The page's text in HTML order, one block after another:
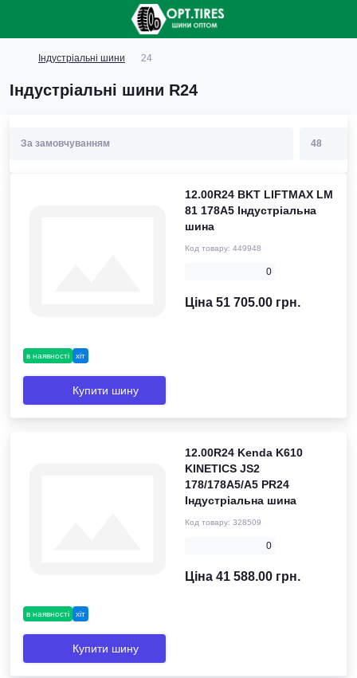
Індустріальні шини 24
Індустріальні шини R24
в наявності хіт
12.00R24 BKT LIFTMAX LM
81 178A5 Індустріальна
шина
Код товару: 449948
0
Ціна 51 705.00 грн.
Купити шину
в наявності хіт
12.00R24 Kenda K610
KINETICS JS2
178/178A5/A5 PR24
Індустріальна шина
Код товару: 328509
0
Ціна 41 588.00 грн.
Купити шину